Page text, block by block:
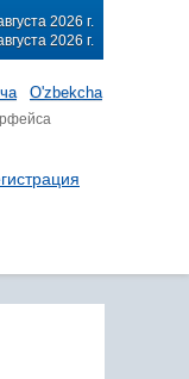
2026 г.
2026 г.
O'zbekcha